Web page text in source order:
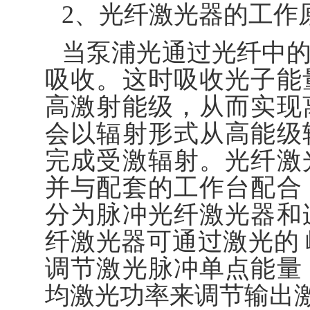
2、光纤激光器的工作
当泵浦光通过光纤中
吸收。这时吸收光子
高激射能级，从而实
会以辐射形式从高能
完成受激辐射。光纤
并与配套的工作台配
分为脉冲光纤激光器
纤激光器可通过激光
调节激光脉冲单点能
均激光功率来调节输出